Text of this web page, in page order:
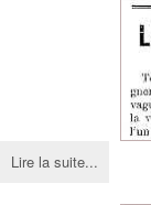
Lire la suite...